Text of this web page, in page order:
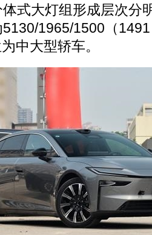
式大灯组形成层次分
1965/1500（
中大型轿车。